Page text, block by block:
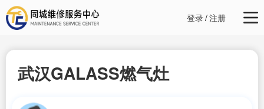
登录/注册
武汉GALASS燃气灶